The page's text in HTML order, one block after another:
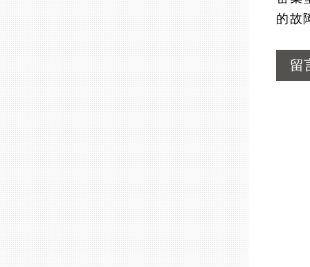
的故
留